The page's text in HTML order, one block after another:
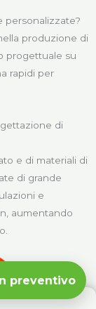
personalizzate?
produzione di
progettuale su
rapidi per
di
e di materiali di
di grande
e
aumentando
preventivo